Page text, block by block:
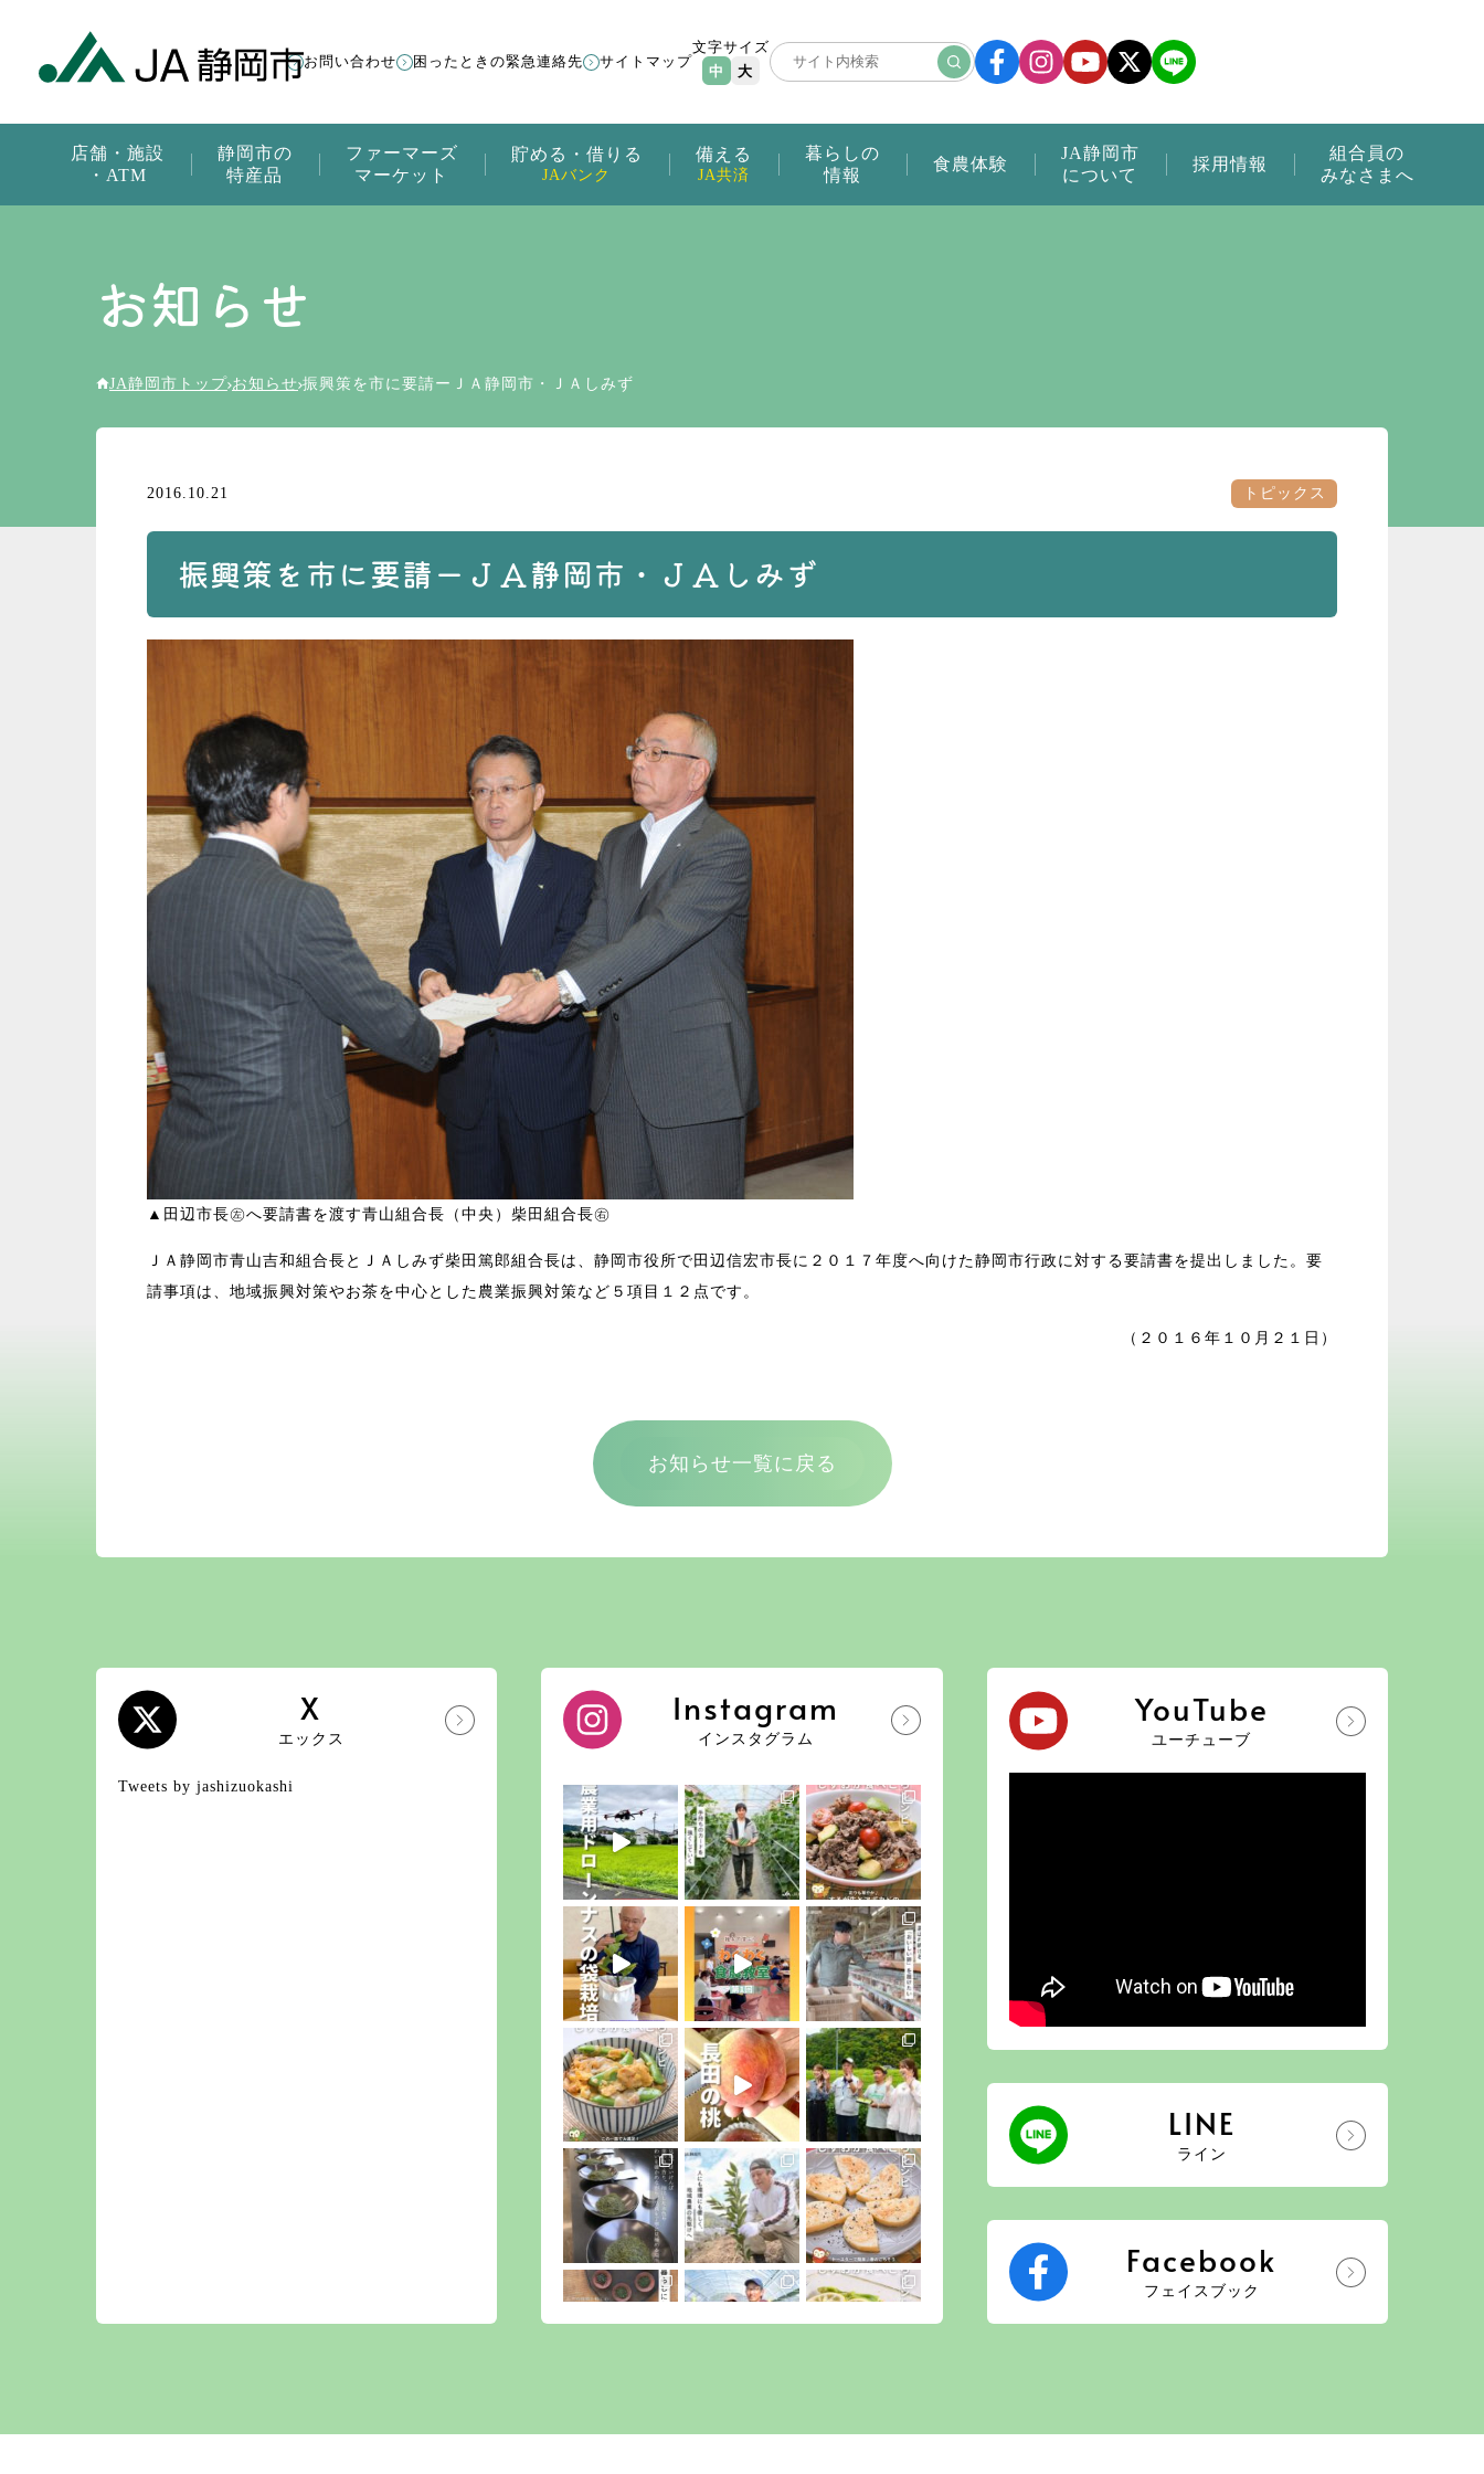
店舗・施設
・ATM
静岡市の
特産品
ファーマーズ
マーケット
貯める・借りる
JAバンク
備える
JA共済
暮らしの
情報
食農体験
JA静岡市
について
採用情報
組合員の
みなさまへ
お問い合わせ 困ったときの緊急連絡先 サイトマップ
文字サイズ
中
大
お知らせ
JA静岡市トップ お知らせ 振興策を市に要請ーＪＡ静岡市・ＪＡしみず
2016.10.21 トピックス
振興策を市に要請ーＪＡ静岡市・ＪＡしみず
▲田辺市長㊧へ要請書を渡す青山組合長（中央）柴田組合長㊨
ＪＡ静岡市青山吉和組合長とＪＡしみず柴田篤郎組合長は、静岡市役所で田辺信宏市長に２０１７年度へ向けた静岡市行政に対する要請書を提出しました。要
請事項は、地域振興対策やお茶を中心とした農業振興対策など５項目１２点です。
（２０１６年１０月２１日）
お知らせ一覧に戻る
X
エックス
Tweets by jashizuokashi
Instagram
インスタグラム
YouTube
ユーチューブ
LINE
ライン
Facebook
フェイスブック